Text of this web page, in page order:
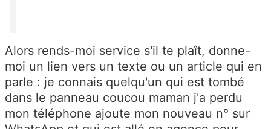
Alors rends-moi service s'il te plaît, donne-
moi un lien vers un texte ou un article qui en
parle : je connais quelqu'un qui est tombé
dans le panneau coucou maman j'a perdu
mon téléphone ajoute mon nouveau n° sur